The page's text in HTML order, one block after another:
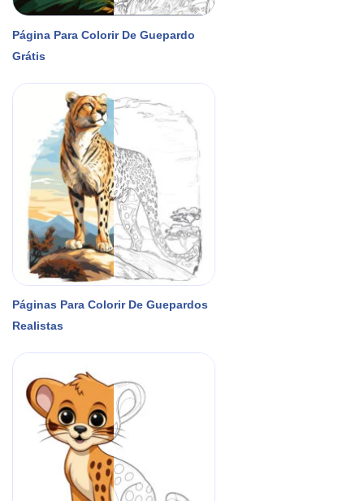
Página Para Colorir De Guepardo
Grátis
Páginas Para Colorir De Guepardos
Realistas